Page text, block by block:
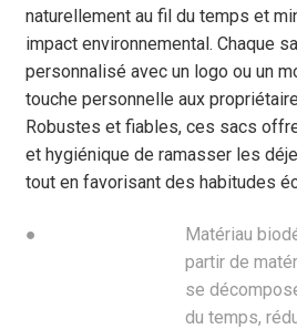
naturellement au fil du temps et
impact environnemental. Chaque
personnalisé avec un logo ou un
touche personnelle aux
Robustes et fiables, ces sacs
et hygiénique de ramasser les
tout en favorisant des habitudes
●
Matériau
partir de
se
du temps,